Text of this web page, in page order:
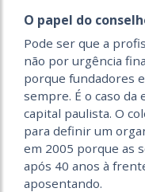
O papel do
Pode ser que a
não por urgência
porque fundadores
sempre. É o caso da
capital paulista. O
para definir um
em 2005 porque as
após 40 anos à
aposentando.